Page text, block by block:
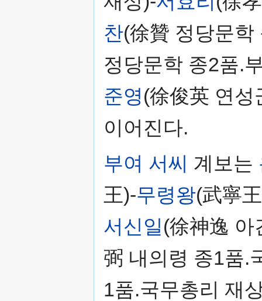
찬(徐贊 정당문학
정당문학 종2품.
준영(徐俊英 연
이어진다.
부여 서씨 계보는
王)-무령왕(武寧
서신일(徐神逸 아
弼 내의령 종1품.
1품.국무총리 재